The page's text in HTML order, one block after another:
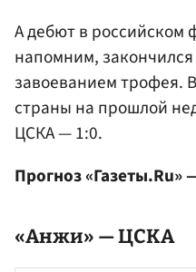
А дебют в российском
напомним,
завоеванием трофея.
страны на прошлой
ЦСКА — 1:0.
Прогноз «Газеты.Ru»
«Анжи» — ЦСКА